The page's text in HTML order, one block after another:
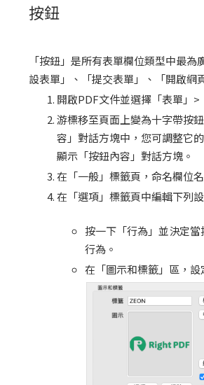
按鈕
「按鈕」是所有表單欄位類型中最
設表單」、「提交表單」、「開啟網
開啟PDF文件並選擇「表單」>
游標移至頁面上變為十字帶按
容」對話方塊中，您可調整它
顯示「按鈕內容」對話方塊。
在「一般」標籤頁，命名欄位
在「選項」標籤頁中編輯下列設
按一下「行為」並決定
行為。
在「圖示和標籤」區，